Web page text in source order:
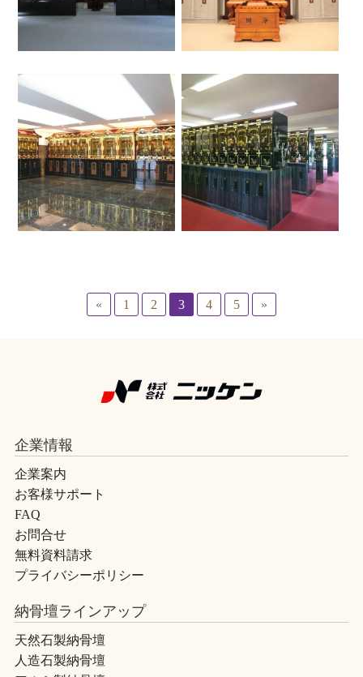
« 1 2 3 4 5 »
企業情報
企業案内
お客様サポート
FAQ
お問合せ
無料資料請求
プライバシーポリシー
納骨壇ラインアップ
天然石製納骨壇
人造石製納骨壇